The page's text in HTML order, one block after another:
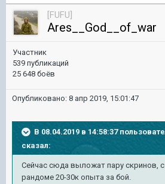
[FUFU]
Ares__God__of_war
Участник
539 публикаций
25 648 боёв
Опубликовано: 8 апр 2019, 15:01:47
В 08.04.2019 в 14:58:37
сказал:
Сейчас сюда выложат пару скринов,
рандоме 20-30к опыта за бой.